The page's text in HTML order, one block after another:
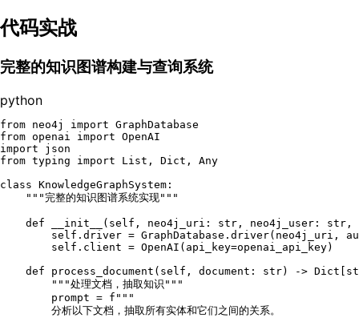
代码实战
完整的知识图谱构建与查询系统
python
from neo4j import
from openai import
import
from typing import List , Dict , Any
class KnowledgeGraphSystem :
"""完整的知识图谱系统实现"""
def __init__ ( self, neo4j_uri: str , neo4j_user: str ,
self .driver = GraphDatabase.driver(neo4j_uri,
self .client = OpenAI(api_key=openai_api_key)
def
process_document ( self, document: str) -> Dict
"""处理文档，抽取知识"""
        prompt =
f"""
        分析以下文档，抽取所有实体和它们之间的关系。